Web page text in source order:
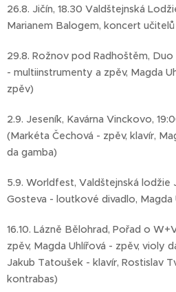
26.8. Jičín, 18.30 Valdštejnská
Marianem Balogem, koncert učitelů
29.8. Rožnov pod Radhoštěm,
- multiinstrumenty a zpěv, Magda
zpěv)
2.9. Jeseník, Kavárna Vinckovo,
(Markéta Čechová - zpěv, klavír,
da gamba)
5.9. Worldfest, Valdštejnská lodžie
Gosteva - loutkové divadlo, Magda
16.10. Lázně Bělohrad, Pořad o
zpěv, Magda Uhlířová - zpěv, violy
Jakub Tatoušek - klavír, Rostislav
kontrabas)